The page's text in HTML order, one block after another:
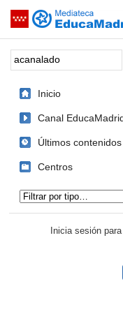
Saltar navegación
Palabra o frase:
Inicio
Canal
Últimos contenidos
Centros
Inicia sesión